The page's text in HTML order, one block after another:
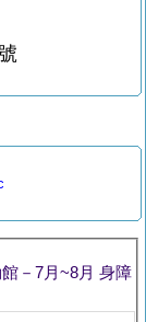
－7月~8月 身障